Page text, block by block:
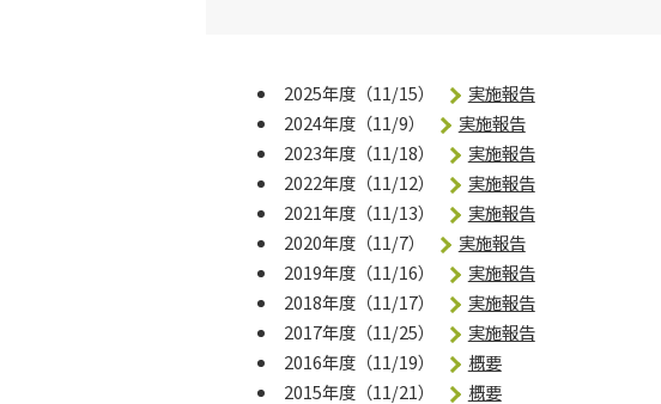
2025年度（11/15）
実施報告
2024年度（11/9）
実施報告
2023年度（11/18）
実施報告
2022年度（11/12）
実施報告
2021年度（11/13）
実施報告
2020年度（11/7）
実施報告
2019年度（11/16）
実施報告
2018年度（11/17）
実施報告
2017年度（11/25）
実施報告
2016年度（11/19）
概要
2015年度（11/21）
概要